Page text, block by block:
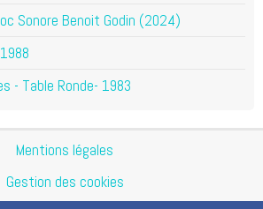
Sonore Benoit Godin (2024)
- Table Ronde- 1983
Mentions légales
Gestion des cookies